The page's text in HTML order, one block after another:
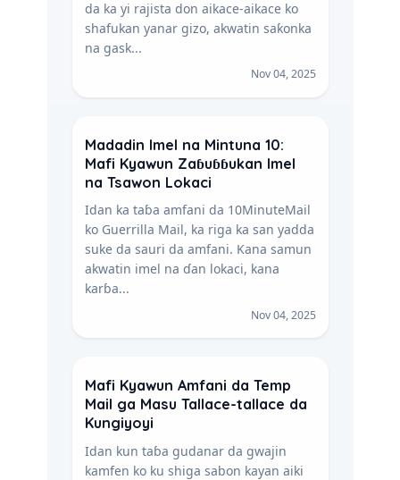
da ka yi rajista don aikace-aikace ko
shafukan yanar gizo, akwatin saƙonka
na gask...
Nov 04, 2025
Madadin Imel na Mintuna 10:
Mafi Kyawun Zaɓuɓɓukan Imel
na Tsawon Lokaci
Idan ka taɓa amfani da 10MinuteMail
ko Guerrilla Mail, ka riga ka san yadda
suke da sauri da amfani. Kana samun
akwatin imel na ɗan lokaci, kana
karɓa...
Nov 04, 2025
Mafi Kyawun Amfani da Temp
Mail ga Masu Tallace-tallace da
Kungiyoyi
Idan kun taɓa gudanar da gwajin
kamfen ko ku shiga sabon kayan aiki